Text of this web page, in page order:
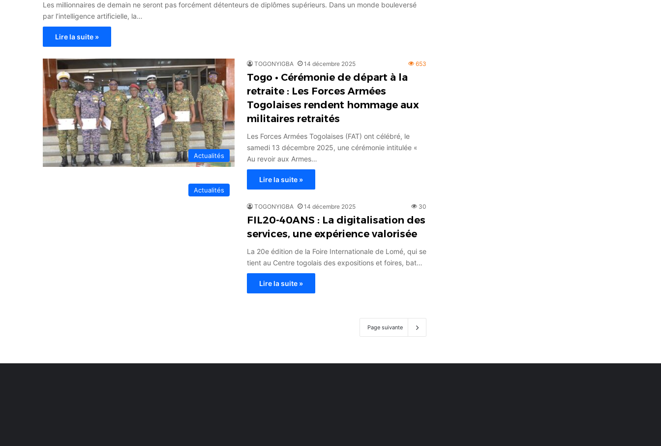
Les millionnaires de demain ne seront pas forcément détenteurs de diplômes supérieurs. Dans un monde bouleversé
par l’intelligence artificielle, la…
Lire la suite »
Actualités
TOGONYIGBA 14 décembre 2025 653
Togo • Cérémonie de départ à la
retraite : Les Forces Armées
Togolaises rendent hommage aux
militaires retraités
Les Forces Armées Togolaises (FAT) ont célébré, le
samedi 13 décembre 2025, une cérémonie intitulée «
Au revoir aux Armes…
Lire la suite »
Actualités
TOGONYIGBA 14 décembre 2025 30
FIL20-40ANS : La digitalisation des
services, une expérience valorisée
La 20e édition de la Foire Internationale de Lomé, qui se
tient au Centre togolais des expositions et foires, bat…
Lire la suite »
Page suivante